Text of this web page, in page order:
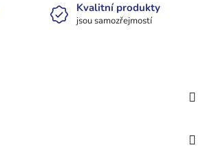
Kvalitní produkty
jsou samozřejmostí